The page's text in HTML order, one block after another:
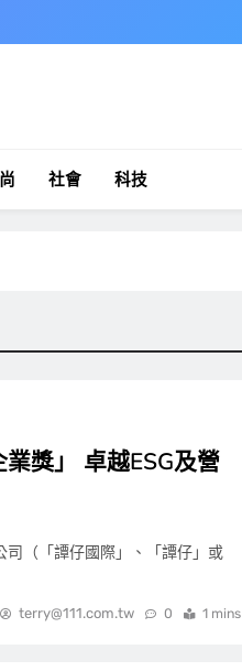
社會 科技
獎」 卓越ESG及營
（「譚仔國際」、「譚仔」或
terry@111.com.tw 0 1 mins